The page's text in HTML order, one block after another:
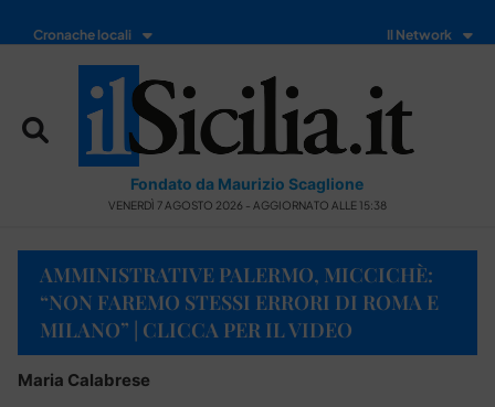
Cronache locali Il Network
Fondato da Maurizio Scaglione
VENERDÌ 7 AGOSTO 2026 - AGGIORNATO ALLE 15:38
AMMINISTRATIVE PALERMO, MICCICHÈ:
“NON FAREMO STESSI ERRORI DI ROMA E
MILANO” | CLICCA PER IL VIDEO
Maria Calabrese